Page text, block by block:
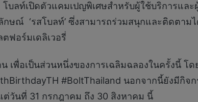
โบลท์เปิดตัวแคมเปญพิเศษสำหรับผู้ใช้บริการแล
ษณ์ ‘รสโบลท์’ ซึ่งสามารถร่วมสนุกและติดตาม
ฟอร์มเดลิเวอรี่
พื่อเป็นส่วนหนึ่งของการเฉลิมฉลองในครั้งนี้ โ
#BoltThailand นอกจากนี้ยังมีกิจ
วันที่ 31 กรกฎาคม ถึง 30 สิงหาคม นี้